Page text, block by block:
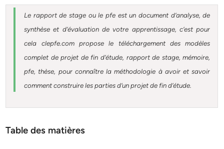
Le rapport de stage ou le pfe est un document d’analyse, de
synthèse et d’évaluation de votre apprentissage, c’est pour
cela clepfe.com propose le téléchargement des modèles
complet de projet de fin d’étude, rapport de stage, mémoire,
pfe, thèse, pour connaître la méthodologie à avoir et savoir
comment construire les parties d’un projet de fin d’étude.
Table des matières